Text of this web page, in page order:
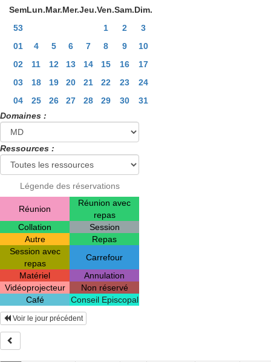
SemLun.Mar.Mer.Jeu.Ven.Sam.Dim.
53
1 2
3
01
4 5 6 7 8 9
10
02
11 12 13 14 15 16
17
03
18 19 20 21 22 23
24
04
25 26 27 28 29 30
31
Domaines :
Ressources :
Légende des réservations
Réunion
Réunion avec
repas
Collation
Session
Autre
Repas
Session avec
repas
Carrefour
Matériel
Annulation
Vidéoprojecteur
Non réservé
Café
Conseil Episcopal
Voir le jour précédent